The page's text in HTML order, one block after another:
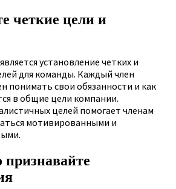
четкие цели и
установление четких и
для команды. Каждый член
понимать свои обязанности и как
в общие цели компании.
целей помогает членам
мотивированными и
признавайте